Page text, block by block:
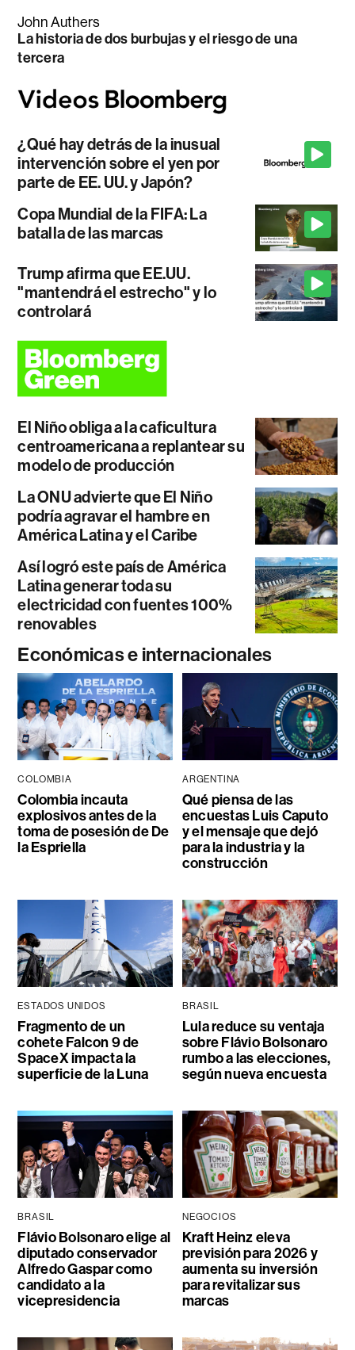
John Authers
La historia de dos burbujas y el riesgo de una
tercera
¿Qué hay detrás de la inusual
intervención sobre el yen por
parte de EE. UU. y Japón?
Copa Mundial de la FIFA: La
batalla de las marcas
Trump afirma que EE.UU.
"mantendrá el estrecho" y lo
controlará
El Niño obliga a la caficultura
centroamericana a replantear su
modelo de producción
La ONU advierte que El Niño
podría agravar el hambre en
América Latina y el Caribe
Así logró este país de América
Latina generar toda su
electricidad con fuentes 100%
renovables
Económicas e internacionales
COLOMBIA
Colombia incauta
explosivos antes de la
toma de posesión de De
la Espriella
ARGENTINA
Qué piensa de las
encuestas Luis Caputo
y el mensaje que dejó
para la industria y la
construcción
ESTADOS UNIDOS
Fragmento de un
cohete Falcon 9 de
SpaceX impacta la
superficie de la Luna
BRASIL
Lula reduce su ventaja
sobre Flávio Bolsonaro
rumbo a las elecciones,
según nueva encuesta
BRASIL
Flávio Bolsonaro elige al
diputado conservador
Alfredo Gaspar como
candidato a la
vicepresidencia
NEGOCIOS
Kraft Heinz eleva
previsión para 2026 y
aumenta su inversión
para revitalizar sus
marcas